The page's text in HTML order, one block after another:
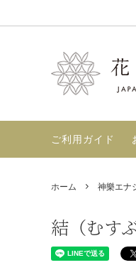
マヤンエッセ
び方】
ご利用ガイド
ホーム 神樂エナ
結（むす